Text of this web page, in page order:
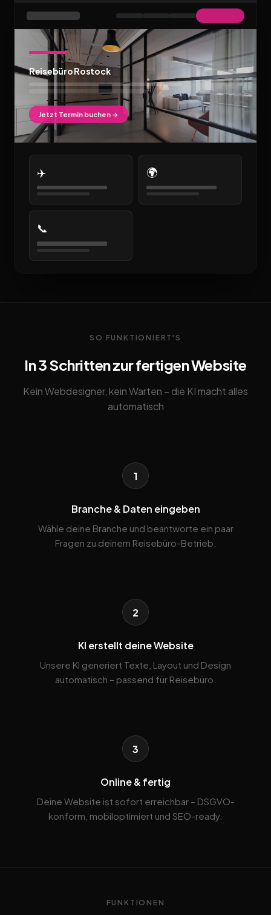
Reisebüro Rostock
Jetzt Termin buchen →
✈️ 🌍
📞
SO FUNKTIONIERT'S
In 3 Schritten zur fertigen Website
Kein Webdesigner, kein Warten – die KI macht alles
automatisch
1
Branche & Daten eingeben
Wähle deine Branche und beantworte ein paar
Fragen zu deinem Reisebüro-Betrieb.
2
KI erstellt deine Website
Unsere KI generiert Texte, Layout und Design
automatisch – passend für Reisebüro.
3
Online & fertig
Deine Website ist sofort erreichbar – DSGVO-
konform, mobiloptimiert und SEO-ready.
FUNKTIONEN